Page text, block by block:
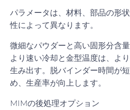
パラメータは、材料、部品の形
性によって異なります。
微細なパウダーと高い固形分含
より速い冷却と金型温度は、よ
生み出す。脱バインダー時間が
め、生産率が向上します。
MIMの後処理オプション